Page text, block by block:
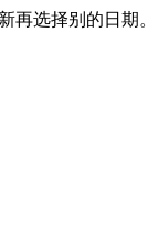
再选择别的日期